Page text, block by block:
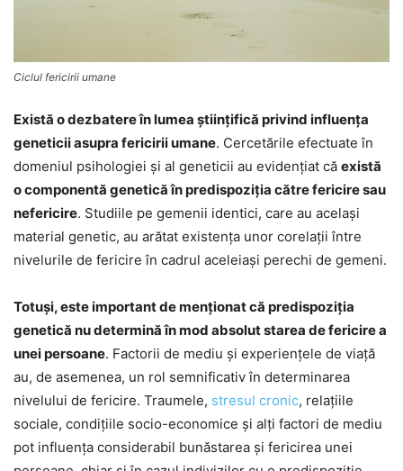
Ciclul fericirii umane
Există o dezbatere în lumea științifică privind influența
geneticii asupra fericirii umane. Cercetările efectuate în
domeniul psihologiei și al geneticii au evidențiat că există
o componentă genetică în predispoziția către fericire sau
nefericire. Studiile pe gemenii identici, care au același
material genetic, au arătat existenţa unor corelații între
nivelurile de fericire în cadrul aceleiași perechi de gemeni.
Totuși, este important de menționat că predispoziția
genetică nu determină în mod absolut starea de fericire a
unei persoane. Factorii de mediu și experiențele de viață
au, de asemenea, un rol semnificativ în determinarea
nivelului de fericire. Traumele, stresul cronic, relațiile
sociale, condițiile socio-economice și alți factori de mediu
pot influența considerabil bunăstarea și fericirea unei